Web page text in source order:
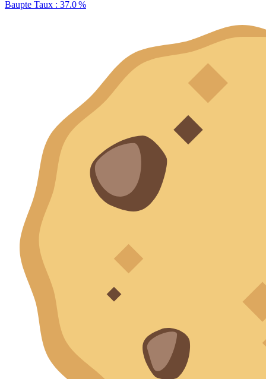
Baupte Taux : 37.0 %